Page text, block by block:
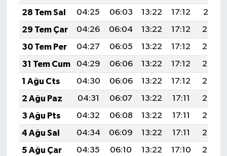
28 Tem Sal
04:25 06:03 13:22 17:12
20:31
29 Tem Çar
04:26 06:04 13:22 17:12
20:30
30 Tem Per
04:27 06:05 13:22 17:12
20:29
31 Tem Cum
04:29 06:06 13:22 17:12
20:28
1 Ağu Cts
04:30 06:06 13:22 17:12
20:27
2 Ağu Paz
04:31 06:07 13:22 17:11
20:27
3 Ağu Pts
04:32 06:08 13:22 17:11
20:26
4 Ağu Sal
04:34 06:09 13:22 17:11
20:24
5 Ağu Çar
04:35 06:10 13:22 17:10
20:23